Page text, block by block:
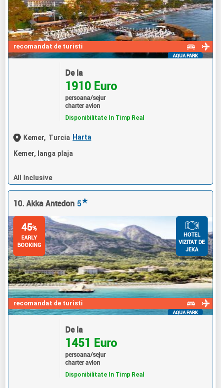
recomandat de turisti
AQUA PARK
De la
1910 Euro
persoana/sejur
charter avion
Disponibilitate In Timp Real
Kemer, Turcia Harta
Kemer, langa plaja
All Inclusive
10. Akka Antedon 5★
recomandat de turisti
45%
EARLY
BOOKING
HOTEL
VIZITAT DE
JEKA
AQUA PARK
De la
1451 Euro
persoana/sejur
charter avion
Disponibilitate In Timp Real